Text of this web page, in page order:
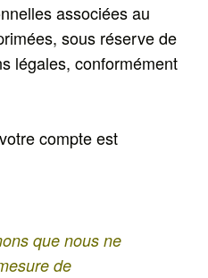
associées au
sous réserve de
légales, conformément
compte est
que nous ne
de